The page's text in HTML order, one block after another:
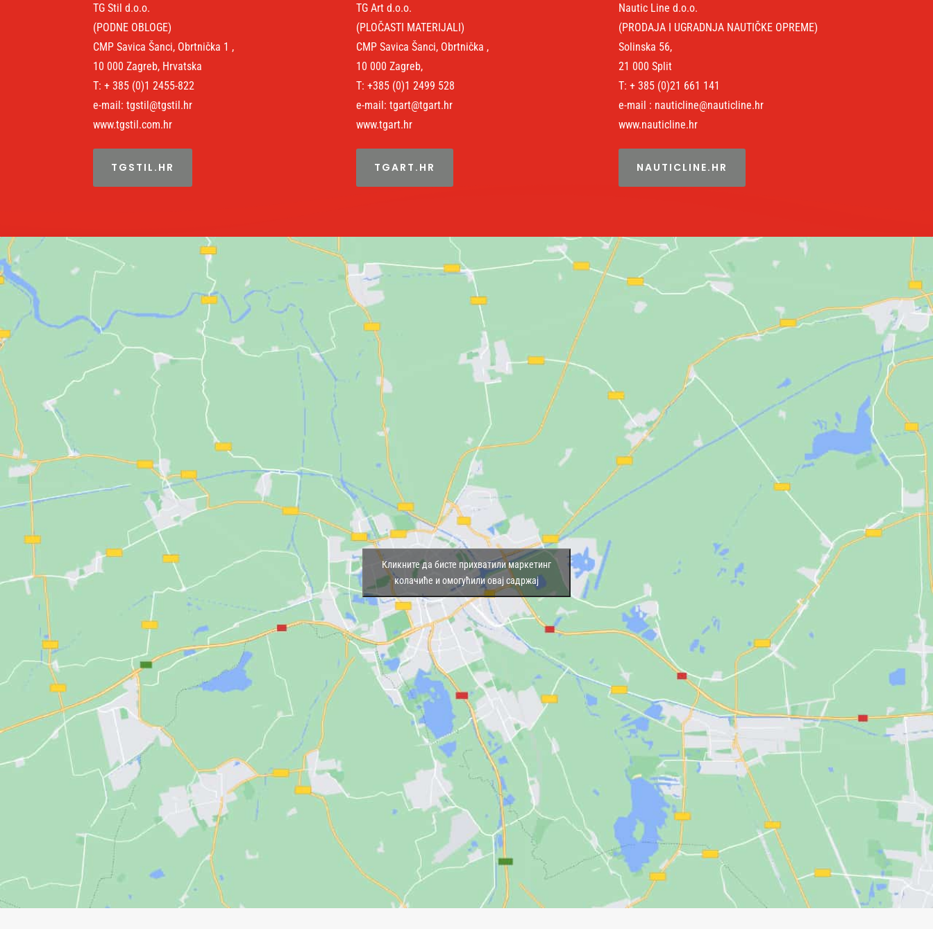
TG Stil d.o.o.
(PODNE OBLOGE)
CMP Savica Šanci, Obrtnička 1 ,
10 000 Zagreb, Hrvatska
T: + 385 (0)1 2455-822
e-mail: tgstil@tgstil.hr
www.tgstil.com.hr
TGSTIL.HR
TG Art d.o.o.
(PLOČASTI MATERIJALI)
CMP Savica Šanci, Obrtnička ,
10 000 Zagreb,
T: +385 (0)1 2499 528
e-mail: tgart@tgart.hr
www.tgart.hr
TGART.HR
Nautic Line d.o.o.
(PRODAJA I UGRADNJA NAUTIČKE OPREME)
Solinska 56,
21 000 Split
T: + 385 (0)21 661 141
e-mail : nauticline@nauticline.hr
www.nauticline.hr
NAUTICLINE.HR
Кликните да бисте прихватили маркетинг
колачиће и омогућили овај садржај